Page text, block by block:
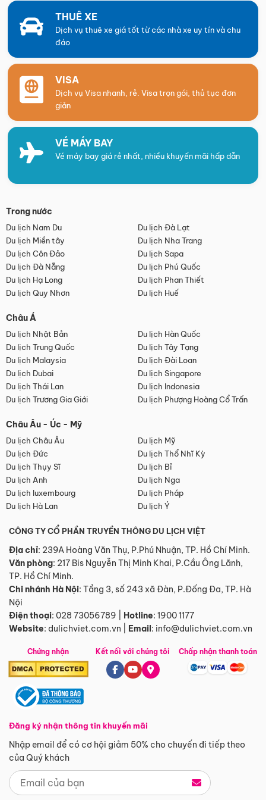
THUÊ XE
Dịch vụ thuê xe giá tốt từ các nhà xe uy tín và chu
đáo
VISA
Dịch vụ Visa nhanh, rẻ. Visa trọn gói, thủ tục đơn
giản
VÉ MÁY BAY
Vé máy bay giá rẻ nhất, nhiều khuyến mãi hấp dẫn
Trong nước
Du lịch Nam Du
Du lịch Đà Lạt
Du lịch Miền tây
Du lịch Nha Trang
Du lịch Côn Đảo
Du lịch Sapa
Du lịch Đà Nẵng
Du lịch Phú Quốc
Du lịch Hạ Long
Du lịch Phan Thiết
Du lịch Quy Nhơn
Du lịch Huế
Châu Á
Du lịch Nhật Bản
Du lịch Hàn Quốc
Du lịch Trung Quốc
Du lịch Tây Tạng
Du lịch Malaysia
Du lịch Đài Loan
Du lịch Dubai
Du lịch Singapore
Du lịch Thái Lan
Du lịch Indonesia
Du lịch Trương Gia Giới
Du lịch Phượng Hoàng Cổ Trấn
Châu Âu - Úc - Mỹ
Du lịch Châu Âu
Du lịch Mỹ
Du lịch Đức
Du lịch Thổ Nhĩ Kỳ
Du lịch Thụy Sĩ
Du lịch Bỉ
Du lịch Anh
Du lịch Nga
Du lịch luxembourg
Du lịch Pháp
Du lịch Hà Lan
Du lịch Ý
CÔNG TY CỔ PHẦN TRUYỀN THÔNG DU LỊCH VIỆT
Địa chỉ: 239A Hoàng Văn Thụ, P.Phú Nhuận, TP. Hồ Chí Minh.
Văn phòng: 217 Bis Nguyễn Thị Minh Khai, P.Cầu Ông Lãnh,
TP. Hồ Chí Minh.
Chi nhánh Hà Nội: Tầng 3, số 243 xã Đàn, P.Đống Đa, TP. Hà
Nội
Điện thoại: 028 73056789 Hotline: 1900 1177
Website: dulichviet.com.vn Email: info@dulichviet.com.vn
Chứng nhận
Đăng ký nhận thông tin khuyến mãi
Nhập email để có cơ hội giảm 50% cho chuyến đi tiếp theo
của Quý khách
Kết nối với chúng tôi Chấp nhận thanh toán